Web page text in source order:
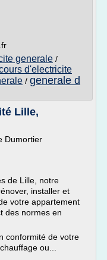
generale /
d'electricite
/ generale d
Lille,
Dumortier
de Lille, notre
installer et
votre appartement
des normes en
conformité de votre
ou...